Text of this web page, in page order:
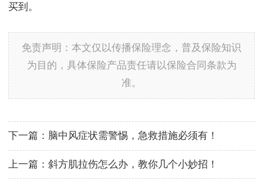
买到。
免责声明：本文仅以传播保险理念，普及保险知识
为目的，具体保险产品责任请以保险合同条款为
准。
下一篇： 脑中风症状需警惕，急救措施必须有！
上一篇： 斜方肌拉伤怎么办，教你几个小妙招！